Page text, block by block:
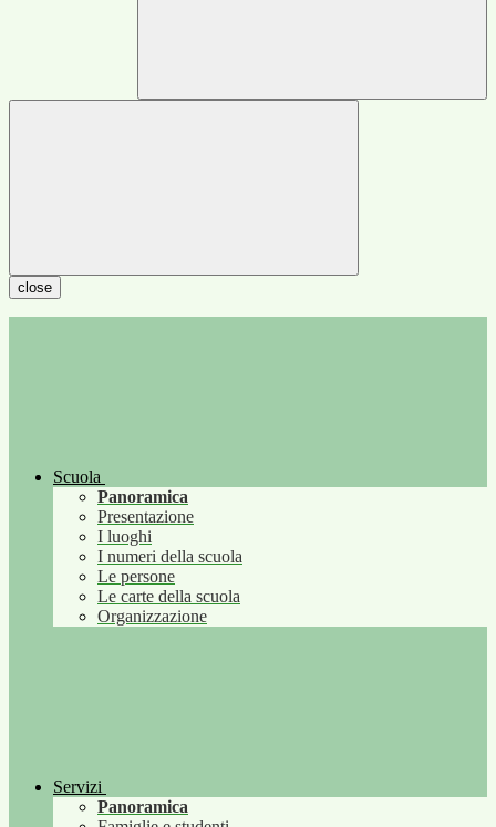
close
Scuola
Panoramica
Presentazione
I luoghi
I numeri della scuola
Le persone
Le carte della scuola
Organizzazione
Servizi
Panoramica